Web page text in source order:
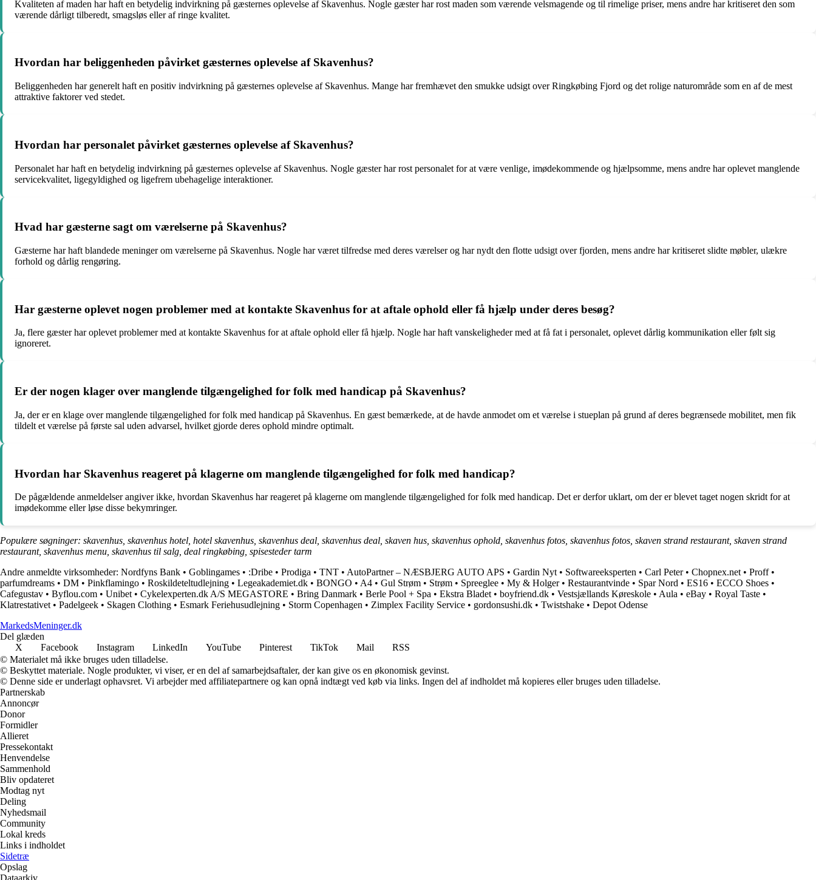
Kvaliteten af maden har haft en betydelig indvirkning på gæsternes oplevelse af Skavenhus. Nogle gæster har rost maden som værende velsmagende og til rimelige priser, mens andre har kritiseret den som
værende dårligt tilberedt, smagsløs eller af ringe kvalitet.
Hvordan har beliggenheden påvirket gæsternes oplevelse af Skavenhus?
Beliggenheden har generelt haft en positiv indvirkning på gæsternes oplevelse af Skavenhus. Mange har fremhævet den smukke udsigt over Ringkøbing Fjord og det rolige naturområde som en af de mest
attraktive faktorer ved stedet.
Hvordan har personalet påvirket gæsternes oplevelse af Skavenhus?
Personalet har haft en betydelig indvirkning på gæsternes oplevelse af Skavenhus. Nogle gæster har rost personalet for at være venlige, imødekommende og hjælpsomme, mens andre har oplevet manglende
servicekvalitet, ligegyldighed og ligefrem ubehagelige interaktioner.
Hvad har gæsterne sagt om værelserne på Skavenhus?
Gæsterne har haft blandede meninger om værelserne på Skavenhus. Nogle har været tilfredse med deres værelser og har nydt den flotte udsigt over fjorden, mens andre har kritiseret slidte møbler, ulækre
forhold og dårlig rengøring.
Har gæsterne oplevet nogen problemer med at kontakte Skavenhus for at aftale ophold eller få hjælp under deres besøg?
Ja, flere gæster har oplevet problemer med at kontakte Skavenhus for at aftale ophold eller få hjælp. Nogle har haft vanskeligheder med at få fat i personalet, oplevet dårlig kommunikation eller følt sig
ignoreret.
Er der nogen klager over manglende tilgængelighed for folk med handicap på Skavenhus?
Ja, der er en klage over manglende tilgængelighed for folk med handicap på Skavenhus. En gæst bemærkede, at de havde anmodet om et værelse i stueplan på grund af deres begrænsede mobilitet, men fik
tildelt et værelse på første sal uden advarsel, hvilket gjorde deres ophold mindre optimalt.
Hvordan har Skavenhus reageret på klagerne om manglende tilgængelighed for folk med handicap?
De pågældende anmeldelser angiver ikke, hvordan Skavenhus har reageret på klagerne om manglende tilgængelighed for folk med handicap. Det er derfor uklart, om der er blevet taget nogen skridt for at
imødekomme eller løse disse bekymringer.
Populære søgninger: skavenhus, skavenhus hotel, hotel skavenhus, skavenhus deal, skavenhus deal, skaven hus, skavenhus ophold, skavenhus fotos, skavenhus fotos, skaven strand restaurant, skaven strand
restaurant, skavenhus menu, skavenhus til salg, deal ringkøbing, spisesteder tarm
Andre anmeldte virksomheder: Nordfyns Bank • Goblingames • :Dribe • Prodiga • TNT • AutoPartner – NÆSBJERG AUTO APS • Gardin Nyt • Softwareeksperten • Carl Peter• Chopnex.net • Proff•
parfumdreams • DM • Pinkflamingo • Roskildeteltudlejning • Legeakademiet.dk • BONGO • A4 • Gul Strøm • Strøm • Spreeglee • My & Holger• Restaurantvinde • Spar Nord • ES16 • ECCO Shoes •
Cafegustav • Byflou.com • Unibet • Cykelexperten.dk A/S MEGASTORE • Bring Danmark • Berle Pool + Spa • Ekstra Bladet • boyfriend.dk • Vestsjællands Køreskole • Aula • eBay • Royal Taste •
Klatrestativet • Padelgeek • Skagen Clothing • Esmark Feriehusudlejning • Storm Copenhagen • Zimplex Facility Service • gordonsushi.dk • Twistshake • Depot Odense
MarkedsMeninger.dk
Del glæden
X
Facebook Instagram LinkedIn YouTube Pinterest TikTok Mail
RSS
© Materialet må ikke bruges uden tilladelse.
© Beskyttet materiale. Nogle produkter, vi viser, er en del af samarbejdsaftaler, der kan give os en økonomisk gevinst.
© Denne side er underlagt ophavsret. Vi arbejder med affiliatepartnere og kan opnå indtægt ved køb via links. Ingen del af indholdet må kopieres eller bruges uden tilladelse.
Partnerskab
Annoncør
Donor
Formidler
Allieret
Pressekontakt
Henvendelse
Sammenhold
Bliv opdateret
Modtag nyt
Deling
Nyhedsmail
Community
Lokal kreds
Links i indholdet
Sidetræ
Opslag